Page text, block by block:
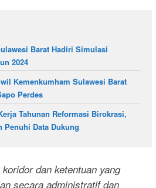
Barat Hadiri Simulasi
2024
Kemenkumham Sulawesi Barat
Perdes
Tahunan Reformasi Birokrasi,
Penuhi Data Dukung
dan ketentuan yang
secara administratif dan